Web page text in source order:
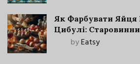
Як Фарбувати Яйця
Цибулі:
Сучасними
byEatsy